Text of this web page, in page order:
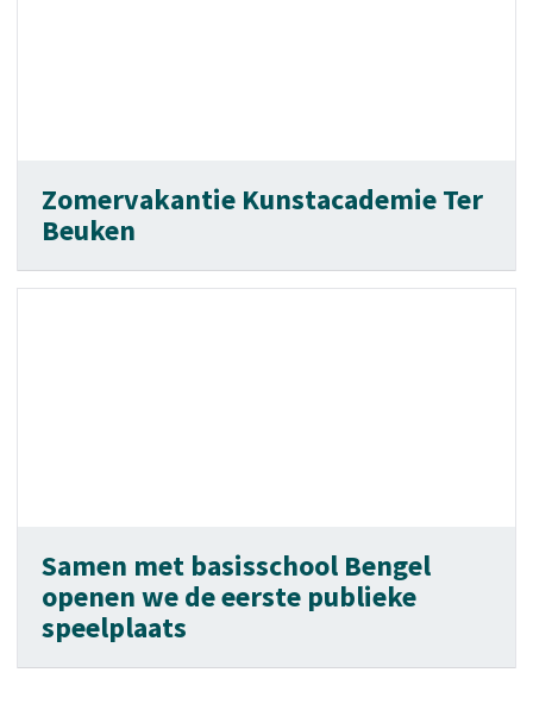
Zomervakantie Kunstacademie Ter
Beuken
Samen met basisschool Bengel
openen we de eerste publieke
speelplaats